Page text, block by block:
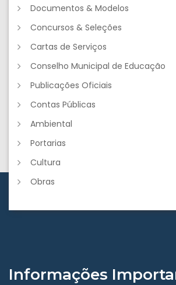
Documentos & Modelos
Concursos & Seleções
Cartas de Serviços
Conselho Municipal de Educação
Publicações Oficiais
Contas Públicas
Ambiental
Portarias
Cultura
Obras
Informações